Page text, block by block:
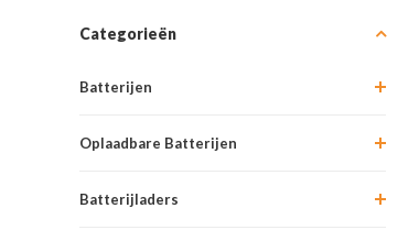
Categorieën
Batterijen
Oplaadbare Batterijen
Batterijladers